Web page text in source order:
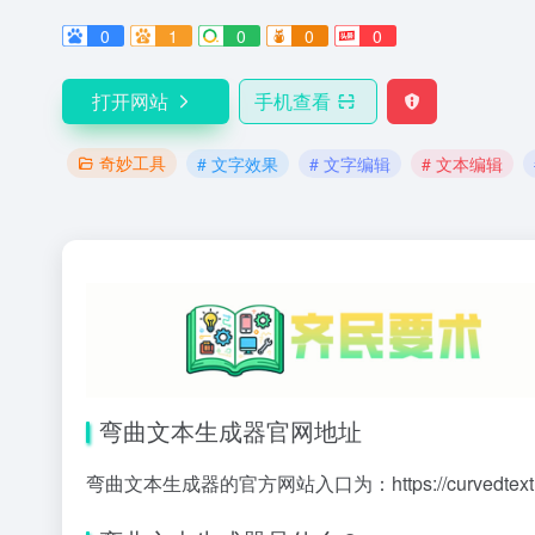
0
1 0 0 0
打开网站 手机查看
奇妙工具 # 文字效果 # 文字编辑 # 文本编辑
弯曲文本生成器官网地址
弯曲文本生成器的官方网站入口为： https://